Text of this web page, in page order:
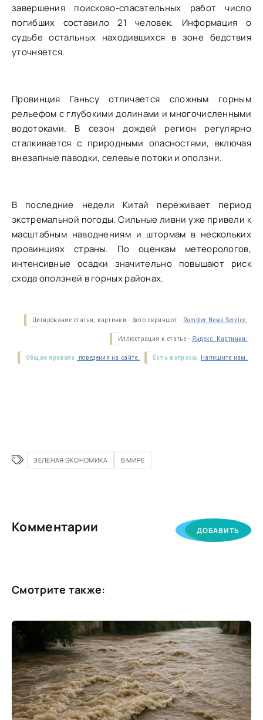
завершения поисково-спасательных работ число
погибших составило 21 человек. Информация о
судьбе остальных находившихся в зоне бедствия
уточняется.
Провинция Ганьсу отличается сложным горным
рельефом с глубокими долинами и многочисленными
водотоками. В сезон дождей регион регулярно
сталкивается с природными опасностями, включая
внезапные паводки, селевые потоки и оползни.
В последние недели Китай переживает период
экстремальной погоды. Сильные ливни уже привели к
масштабным наводнениям и штормам в нескольких
провинциях страны. По оценкам метеорологов,
интенсивные осадки значительно повышают риск
схода оползней в горных районах.
Цитирование статьи, картинки - фото скриншот - Rambler News Service.
Иллюстрация к статье - Яндекс. Картинки.
Есть вопросы. Напишите нам.
Общие правила поведения на сайте.
ЗЕЛЕНАЯ ЭКОНОМИКА В МИРЕ
Комментарии ДОБАВИТЬ
Смотрите также: